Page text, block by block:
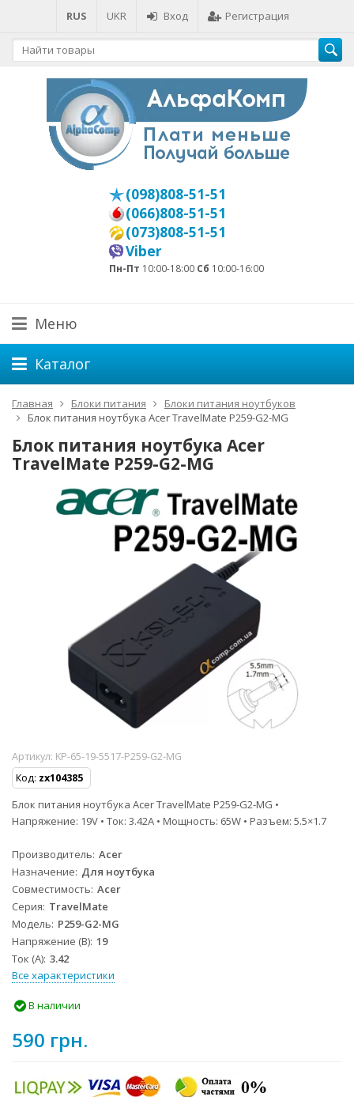
RUS UKR Вход Регистрация
(098)808-51-51
(066)808-51-51
(073)808-51-51
Viber
Пн-Пт 10:00-18:00 Сб 10:00-16:00
Меню
Каталог
Главная Блоки питания
Блоки питания ноутбуков
Блок питания ноутбука Acer TravelMate P259-G2-MG
Блок питания ноутбука Acer
TravelMate P259-G2-MG
Артикул: KP-65-19-5517-P259-G2-MG
Код: zx104385
Блок питания ноутбука Acer TravelMate P259-G2-MG •
Напряжение: 19V • Ток: 3.42A • Мощность: 65W • Разъем: 5.5×1.7
Производитель Acer
Назначение Для ноутбука
Совместимость Acer
Серия TravelMate
Модель P259-G2-MG
Напряжение (В) 19
Ток (А) 3.42
Все характеристики
В наличии
590 грн.